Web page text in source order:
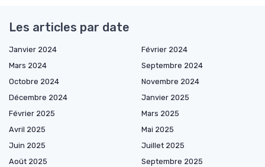
Les articles par date
Janvier 2024
Février 2024
Mars 2024
Septembre 2024
Octobre 2024
Novembre 2024
Décembre 2024
Janvier 2025
Février 2025
Mars 2025
Avril 2025
Mai 2025
Juin 2025
Juillet 2025
Août 2025
Septembre 2025